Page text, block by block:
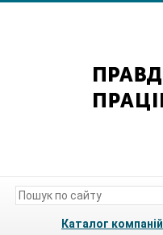
Каталог компаній